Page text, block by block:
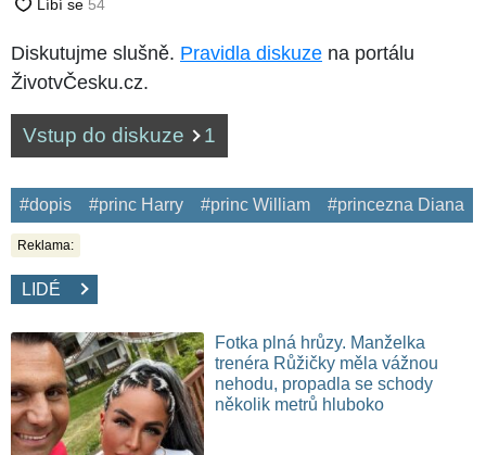
Diskutujme slušně. Pravidla diskuze na portálu
ŽivotvČesku.cz.
Vstup do diskuze 1
#dopis #princ Harry #princ William #princezna Diana
Reklama:
LIDÉ
Fotka plná hrůzy. Manželka
trenéra Růžičky měla vážnou
nehodu, propadla se schody
několik metrů hluboko